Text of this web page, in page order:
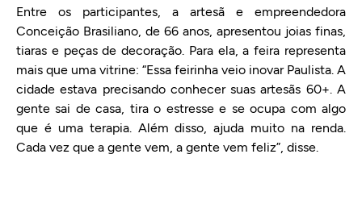
Entre os participantes, a artesã e empreendedora
Conceição Brasiliano, de 66 anos, apresentou joias finas,
tiaras e peças de decoração. Para ela, a feira representa
mais que uma vitrine: “Essa feirinha veio inovar Paulista. A
cidade estava precisando conhecer suas artesãs 60+. A
gente sai de casa, tira o estresse e se ocupa com algo
que é uma terapia. Além disso, ajuda muito na renda.
Cada vez que a gente vem, a gente vem feliz”, disse.